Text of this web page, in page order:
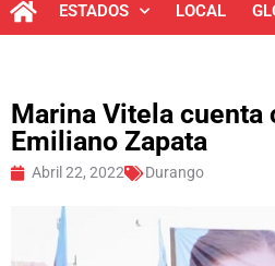
ESTADOS LOCAL
Marina Vitela cuenta
Emiliano Zapata
Abril 22, 2022 Durango